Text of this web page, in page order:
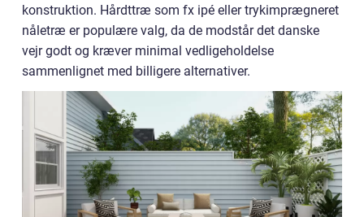
konstruktion. Hårdttræ som fx ipé eller trykimprægneret
nåletræ er populære valg, da de modstår det danske
vejr godt og kræver minimal vedligeholdelse
sammenlignet med billigere alternativer.